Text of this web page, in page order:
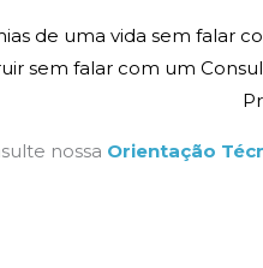
de uma vida sem falar
sem falar com um
nossa Orientação